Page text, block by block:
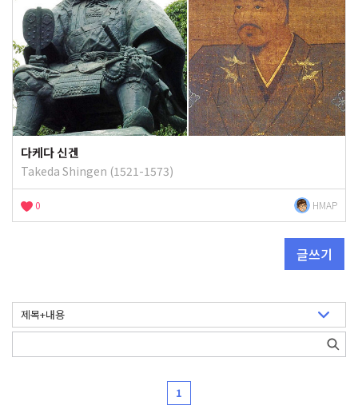
다케다 신겐
Takeda Shingen (1521-1573)
0 HMAP
글쓰기
1